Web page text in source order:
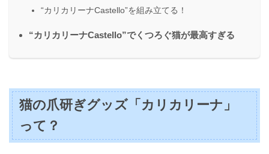
“カリカリーナCastello”を組み立てる！
“カリカリーナCastello”でくつろぐ猫が最高すぎる
猫の爪研ぎグッズ「カリカリーナ」
って？